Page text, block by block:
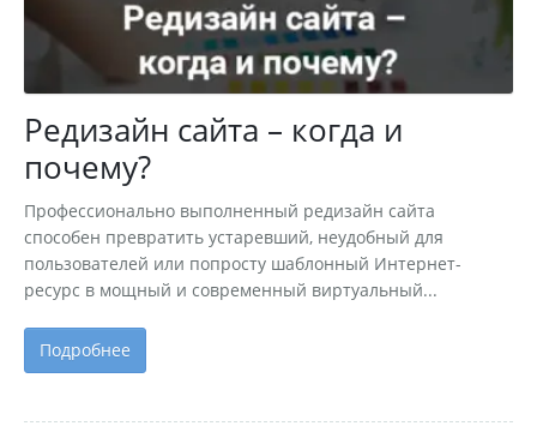
Редизайн сайта – когда и
почему?
Профессионально выполненный редизайн сайта
способен превратить устаревший, неудобный для
пользователей или попросту шаблонный Интернет-
ресурс в мощный и современный виртуальный...
Подробнее